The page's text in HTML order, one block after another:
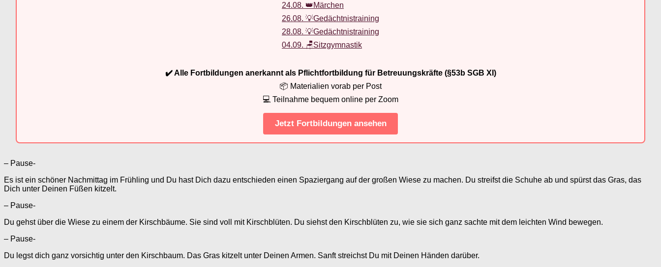
24.08. 👑Märchen
26.08. 💡Gedächtnistraining
28.08. 💡Gedächtnistraining
04.09. 🪑Sitzgymnastik
✔️ Alle Fortbildungen anerkannt als Pflichtfortbildung für Betreuungskräfte (§53b SGB XI)
📦 Materialien vorab per Post
💻 Teilnahme bequem online per Zoom
Jetzt Fortbildungen ansehen
– Pause-
Es ist ein schöner Nachmittag im Frühling und Du hast Dich dazu entschieden einen Spaziergang auf der großen Wiese zu machen. Du streifst die Schuhe ab und spürst das Gras, das
Dich unter Deinen Füßen kitzelt.
– Pause-
Du gehst über die Wiese zu einem der Kirschbäume. Sie sind voll mit Kirschblüten. Du siehst den Kirschblüten zu, wie sie sich ganz sachte mit dem leichten Wind bewegen.
– Pause-
Du legst dich ganz vorsichtig unter den Kirschbaum. Das Gras kitzelt unter Deinen Armen. Sanft streichst Du mit Deinen Händen darüber.